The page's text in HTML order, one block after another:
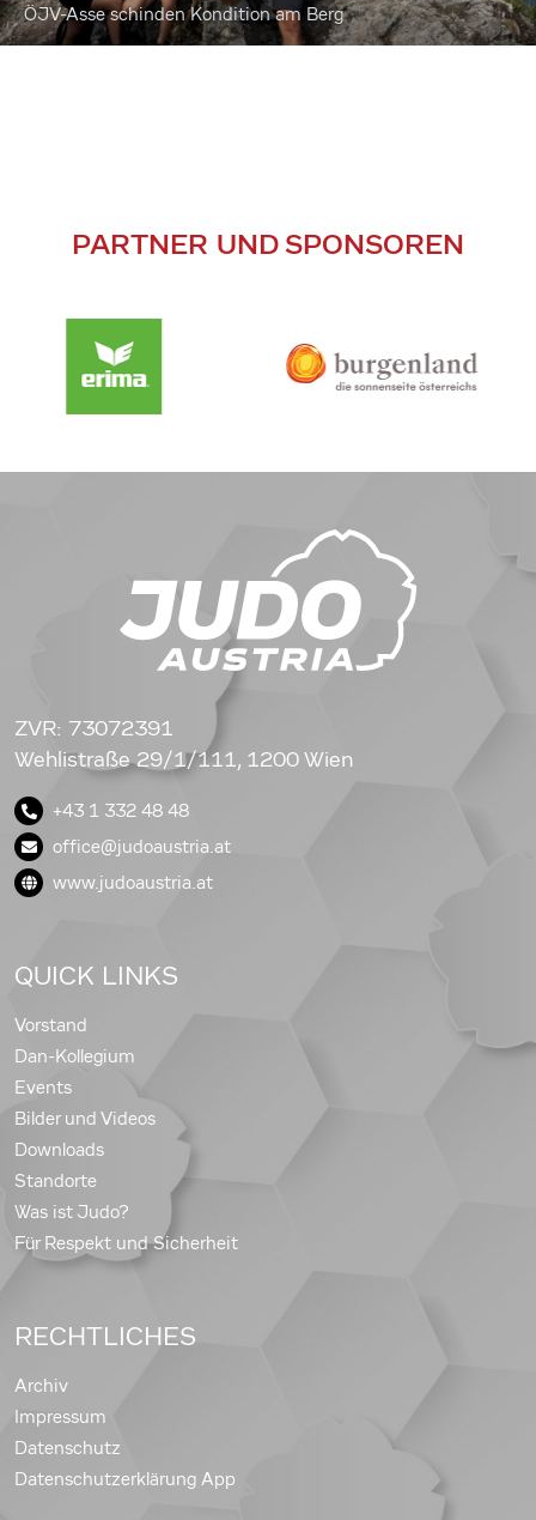
ÖJV-Asse schinden Kondition am Berg
PARTNER UND SPONSOREN
ZVR: 73072391
Wehlistraße 29/1/111, 1200 Wien
+43 1 332 48 48
office@judoaustria.at
www.judoaustria.at
QUICK LINKS
Vorstand
Dan-Kollegium
Events
Bilder und Videos
Downloads
Standorte
Was ist Judo?
Für Respekt und Sicherheit
RECHTLICHES
Archiv
Impressum
Datenschutz
Datenschutzerklärung App